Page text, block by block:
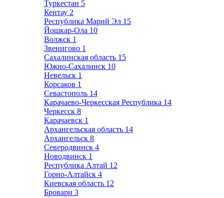
Туркестан 5
Кентау 2
Республика Марий Эл 15
Йошкар-Ола 10
Волжск 1
Звенигово 1
Сахалинская область 15
Южно-Сахалинск 10
Невельск 1
Корсаков 1
Севастополь 14
Карачаево-Черкесская Республика 14
Черкесск 8
Карачаевск 1
Архангельская область 14
Архангельск 8
Северодвинск 4
Новодвинск 1
Республика Алтай 12
Горно-Алтайск 4
Киевская область 12
Бровари 3